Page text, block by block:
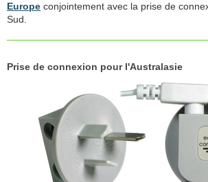
Europe conjointement avec la prise de
Sud.
Prise de connexion pour l'Australasie